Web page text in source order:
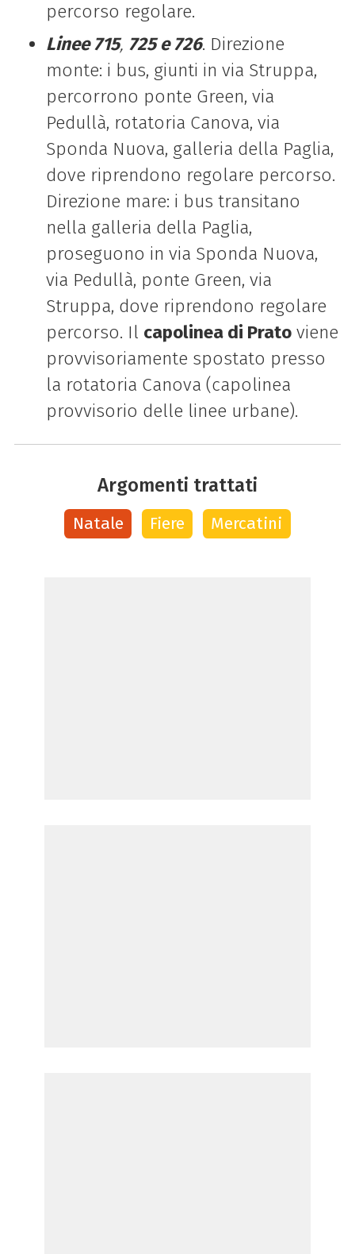
percorso regolare.
Linee 715, 725 e 726. Direzione
monte: i bus, giunti in via Struppa,
percorrono ponte Green, via
Pedullà, rotatoria Canova, via
Sponda Nuova, galleria della Paglia,
dove riprendono regolare percorso.
Direzione mare: i bus transitano
nella galleria della Paglia,
proseguono in via Sponda Nuova,
via Pedullà, ponte Green, via
Struppa, dove riprendono regolare
percorso. Il capolinea di Pratoviene
provvisoriamente spostato presso
la rotatoria Canova (capolinea
provvisorio delle linee urbane).
Argomenti trattati
Natale Fiere Mercatini